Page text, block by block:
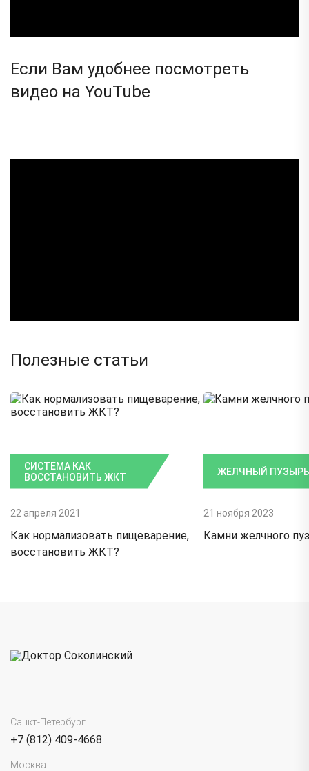
Если Вам удобнее посмотреть
видео на YouTube
Полезные статьи
СИСТЕМА КАК
ВОССТАНОВИТЬ ЖКТ
22 апреля 2021
Как нормализовать пищеварение,
восстановить ЖКТ?
ЖЕЛЧНЫЙ ПУЗЫРЬ
21 ноября 2023
Камни желчного
Санкт-Петербург
+7 (812) 409-4668
Москва